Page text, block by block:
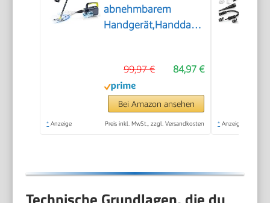
abnehmbarem
Handgerät,Handdampfreiniger
84,97 €
99,97 €
Bei Amazon ansehen
* Anzeige Preis inkl. MwSt., zzgl. Versandkosten * Anzeige